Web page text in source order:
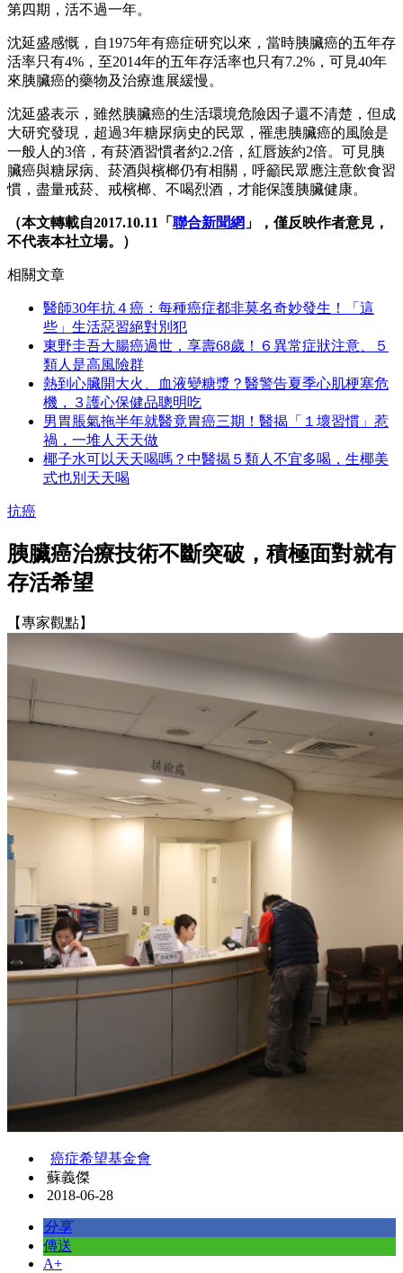
第四期，活不過一年。
沈延盛感慨，自1975年有癌症研究以來，當時胰臟癌的五年存
活率只有4%，至2014年的五年存活率也只有7.2%，可見40年
來胰臟癌的藥物及治療進展緩慢。
沈延盛表示，雖然胰臟癌的生活環境危險因子還不清楚，但成
大研究發現，超過3年糖尿病史的民眾，罹患胰臟癌的風險是
一般人的3倍，有菸酒習慣者約2.2倍，紅唇族約2倍。可見胰
臟癌與糖尿病、菸酒與檳榔仍有相關，呼籲民眾應注意飲食習
慣，盡量戒菸、戒檳榔、不喝烈酒，才能保護胰臟健康。
（本文轉載自2017.10.11「 聯合新聞網 」，僅反映作者意見，
不代表本社立場。）
相關文章
醫師30年抗４癌：每種癌症都非莫名奇妙發生！「這
些」生活惡習絕對別犯
東野圭吾大腸癌過世，享壽68歲！６異常症狀注意、５
類人是高風險群
熱到心臟開大火、血液變糖漿？醫警告夏季心肌梗塞危
機，３護心保健品聰明吃
男胃脹氣拖半年就醫竟胃癌三期！醫揭「１壞習慣」惹
禍，一堆人天天做
椰子水可以天天喝嗎？中醫揭５類人不宜多喝，生椰美
式也別天天喝
抗癌
胰臟癌治療技術不斷突破，積極面對就有
存活希望
【專家觀點】
癌症希望基金會
蘇義傑
2018-06-28
分享
傳送
A+